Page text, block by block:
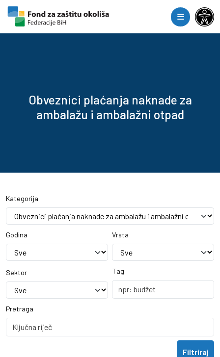
Skip to content
Skip to footer
Menu
Obveznici plaćanja naknade za
ambalažu i ambalažni otpad
Kategorija
Godina Vrsta
Sektor Tag
Pretraga
Filtriraj